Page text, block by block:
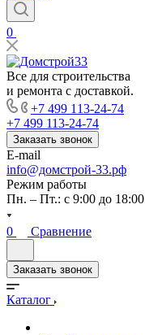
0
Все для строительства
и ремонта с доставкой.
+7 499 113-24-74
+7 499 113-24-74
Заказать звонок
E-mail
info@домстрой-33.рф
Режим работы
Пн. – Пт.: с 9:00 до 18:00
0 Сравнение
Заказать звонок
Каталог